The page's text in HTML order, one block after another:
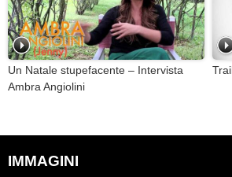
Un Natale stupefacente – Intervista
Ambra Angiolini
IMMAGINI